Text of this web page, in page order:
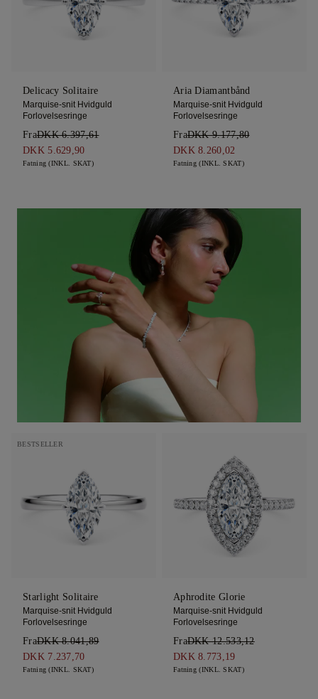
Delicacy Solitaire
Marquise-snit Hvidguld
Forlovelsesringe
FraDKK 6.397,61
DKK 5.629,90
Fatning (INKL. SKAT)
Aria Diamantbånd
Marquise-snit Hvidguld
Forlovelsesringe
FraDKK 9.177,80
DKK 8.260,02
Fatning (INKL. SKAT)
BESTSELLER
Starlight Solitaire
Marquise-snit Hvidguld
Forlovelsesringe
FraDKK 8.041,89
DKK 7.237,70
Fatning (INKL. SKAT)
Aphrodite Glorie
Marquise-snit Hvidguld
Forlovelsesringe
FraDKK 12.533,12
DKK 8.773,19
Fatning (INKL. SKAT)